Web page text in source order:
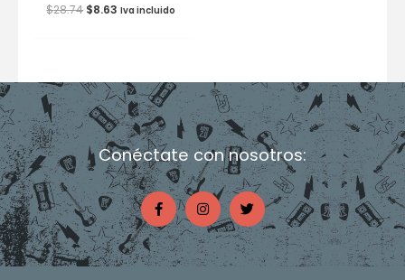
$28.74 $8.63 Iva incluido
Conéctate con nosotros:
F
a
c
e
b
o
o
I
n
s
t
a
g
r
T
w
i
t
t
e